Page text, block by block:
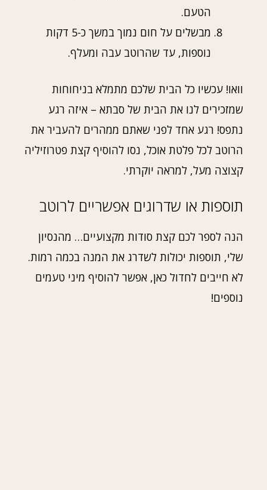
הטעם.
מבשלים על חום נמוך במשך כ-5 דקות
נוספות, עד שהרוטב עבה ומעלף.
וואו! עכשיו כל הבית שלכם מתמלא בניחוחות
שמזכירים לנו את הבית של סבתא – איזה רגע
נתפס! רגע אחד לפני שאתם ממהרים להעביר את
הרוטב לכל פלטת אוכל, נסו להוסיף קצת פטרוזיליה
קצוצה מעל, למראה יוקרתי.
תוספות או שדרוגים אפשריים לרוטב
הנה לספר לכם קצת סודות מקצועיים… מהנסיון
שלי, תוספות יכולות לשדרג את המנה בכמה רמות.
לא חייבים לחדול כאן, אפשר להוסיף מיני טעמים
נוספים!